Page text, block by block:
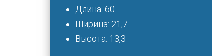
Длина: 60
Ширина: 21,7
Высота: 13,3